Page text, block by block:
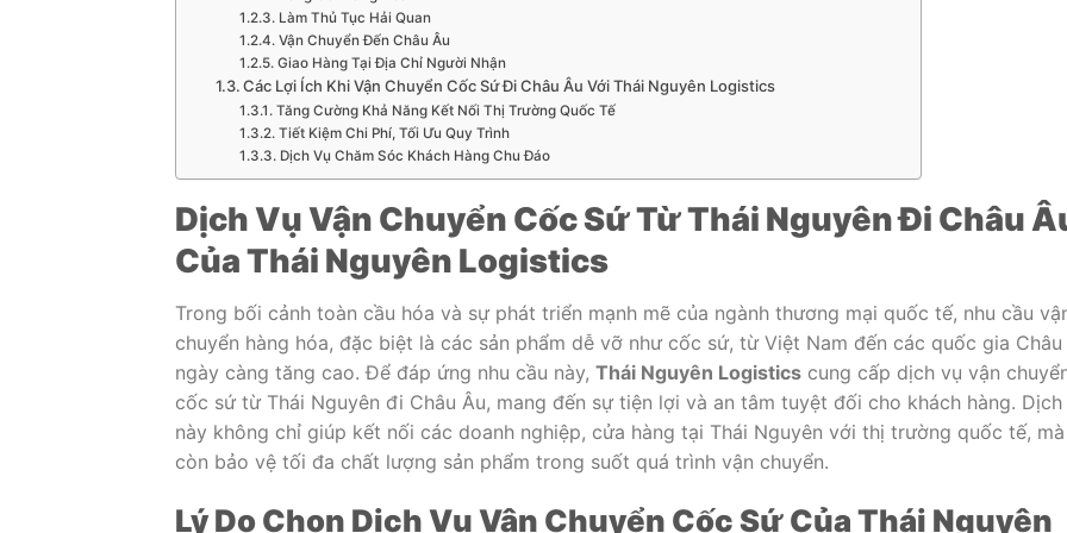
Làm Thủ Tục Hải Quan
Vận Chuyển Đến Châu Âu
Giao Hàng Tại Địa Chỉ Người Nhận
Các Lợi Ích Khi Vận Chuyển Cốc Sứ Đi Châu Âu Với Thái Nguyên Logistics
Tăng Cường Khả Năng Kết Nối Thị Trường Quốc Tế
Tiết Kiệm Chi Phí, Tối Ưu Quy Trình
Dịch Vụ Chăm Sóc Khách Hàng Chu Đáo
Dịch Vụ Vận Chuyển Cốc Sứ Từ Thái Nguyên Đi Châu
Của Thái Nguyên Logistics
Trong bối cảnh toàn cầu hóa và sự phát triển mạnh mẽ của ngành thương mại quốc tế, nhu cầu
chuyển hàng hóa, đặc biệt là các sản phẩm dễ vỡ như cốc sứ, từ Việt Nam đến các quốc gia Châu
ngày càng tăng cao. Để đáp ứng nhu cầu này, Thái Nguyên Logistics cung cấp dịch vụ vận
cốc sứ từ Thái Nguyên đi Châu Âu, mang đến sự tiện lợi và an tâm tuyệt đối cho khách hàng. Dịch
này không chỉ giúp kết nối các doanh nghiệp, cửa hàng tại Thái Nguyên với thị trường quốc tế, mà
còn bảo vệ tối đa chất lượng sản phẩm trong suốt quá trình vận chuyển.
Lý Do Chọn Dịch Vụ Vận Chuyển Cốc Sứ Của Thái Nguyên